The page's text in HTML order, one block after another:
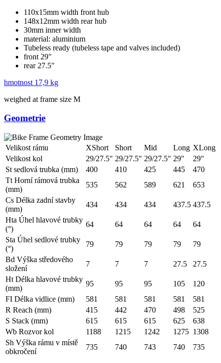
110x15mm width front hub
148x12mm width rear hub
30mm inner width
material: aluminium
Tubeless ready (tubeless tape and valves included)
front 29"
rear 27.5"
hmotnost 17,9 kg
weighed at frame size M
Geometrie
Velikost rámu XShort Short Mid Long XLong
Velikost kol
29/27.5" 29/27.5" 29/27.5" 29"
29"
St sedlová trubka (mm)
400 410 425 445
470
Tt Horní rámová trubka
(mm)
535 562 589 621
653
Cs Délka zadní stavby
(mm)
434 434 434 437.5 437.5
Hta Úhel hlavové trubky
(°)
64 64 64 64
64
Sta Úhel sedlové trubky
(°)
79 79 79 79
79
Bd Výška středového
složení
7 7 7 27.5
27.5
Ht Délka hlavové trubky
(mm)
95 95 95 105
120
FI Délka vidlice (mm)
581 581 581 581
581
R Reach (mm)
415 442 470 498
525
S Stack (mm)
615 615 615 625
638
Wb Rozvor kol
1188 1215 1242 1275 1308
Sh Výška rámu v místě
obkročení
735 740 743 740 735